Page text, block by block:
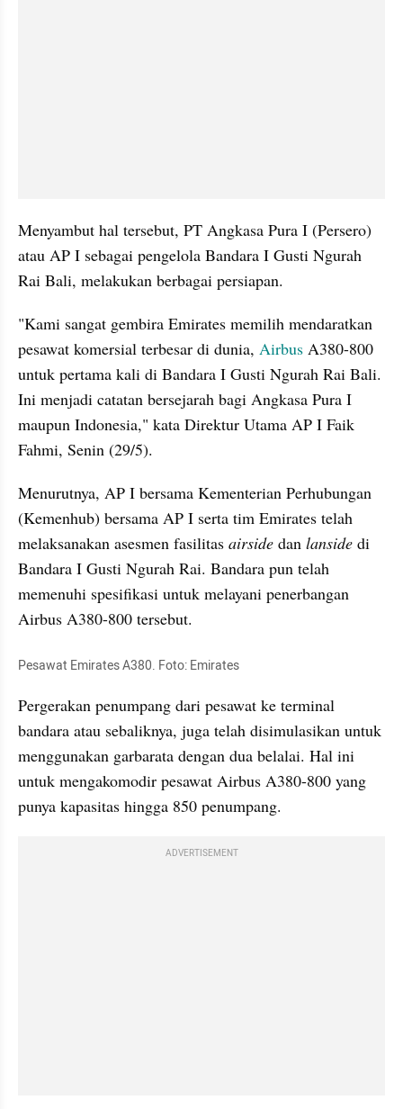
Menyambut hal tersebut, PT Angkasa Pura I (Persero)
atau AP I sebagai pengelola Bandara I Gusti Ngurah
Rai Bali, melakukan berbagai persiapan.
"Kami sangat gembira Emirates memilih mendaratkan
pesawat komersial terbesar di dunia, Airbus A380-800
untuk pertama kali di Bandara I Gusti Ngurah Rai Bali.
Ini menjadi catatan bersejarah bagi Angkasa Pura I
maupun Indonesia," kata Direktur Utama AP I Faik
Fahmi, Senin (29/5).
Menurutnya, AP I bersama Kementerian Perhubungan
(Kemenhub) bersama AP I serta tim Emirates telah
melaksanakan asesmen fasilitas airside dan lanside di
Bandara I Gusti Ngurah Rai. Bandara pun telah
memenuhi spesifikasi untuk melayani penerbangan
Airbus A380-800 tersebut.
Pesawat Emirates A380. Foto: Emirates
Pergerakan penumpang dari pesawat ke terminal
bandara atau sebaliknya, juga telah disimulasikan untuk
menggunakan garbarata dengan dua belalai. Hal ini
untuk mengakomodir pesawat Airbus A380-800 yang
punya kapasitas hingga 850 penumpang.
ADVERTISEMENT